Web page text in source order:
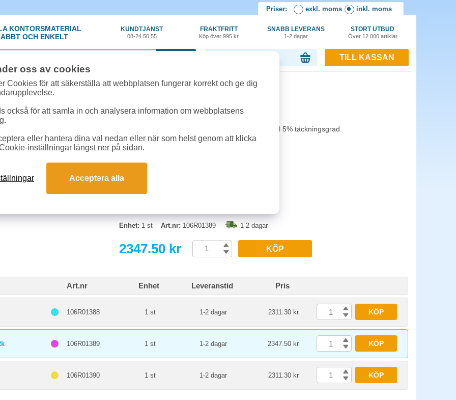
Priser: exkl. moms inkl. moms
KONTORSMATERIAL
OCH ENKELT
KUNDTJÄNST
08-24 50 55
FRAKTFRITT
Köp över 995 kr
SNABB LEVERANS
1-2 dagar
STORT UTBUD
Över 12.000 artiklar
TILL KASSAN
Förbrukning»Toner Xerox»Toner Xerox 6280 2,2k magenta
Toner Xerox 6280 2,2k magenta
Xerox original toner. Kapacitet: Ca. 2 200 sidor vid 5% täckningsgrad.
Enhet: 1 st Art.nr: 106R01389 1-2 dagar
2347.50 kr KÖP
Art.nr Enhet Leveranstid Pris
106R01388 1 st 1-2 dagar 2311.30 kr KÖP
106R01389 1 st 1-2 dagar 2347.50 kr KÖP
106R01390 1 st 1-2 dagar 2311.30 kr KÖP
oss av cookies
Cookies för att säkerställa att webbplatsen fungerar korrekt och ge dig
också för att samla in och analysera information om webbplatsens
eller hantera dina val nedan eller när som helst genom att klicka
inställningar längst ner på sidan.
Acceptera alla